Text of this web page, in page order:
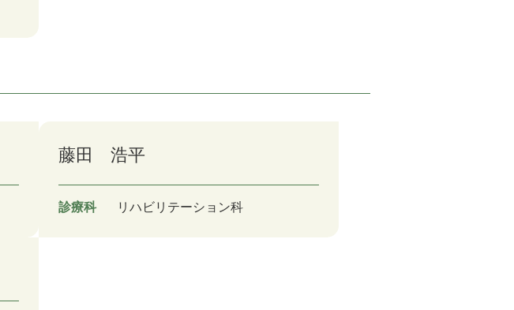
藤田 浩平
診療科 リハビリテーション科